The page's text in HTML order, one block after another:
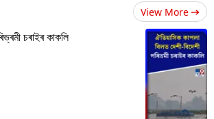
View More
চৰাইৰ কাকলি